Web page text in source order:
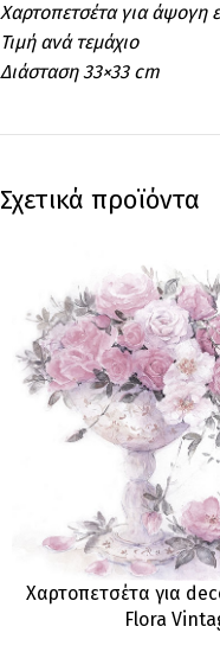
Χαρτοπετσέτα για άψογη
Τιμή ανά τεμάχιο
Διάσταση 33×33 cm
Σχετικά προϊόντα
Χαρτοπετσέτα για
Flora